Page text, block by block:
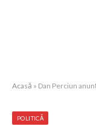
Acasă » Dan Perciun anunță
POLITICĂ